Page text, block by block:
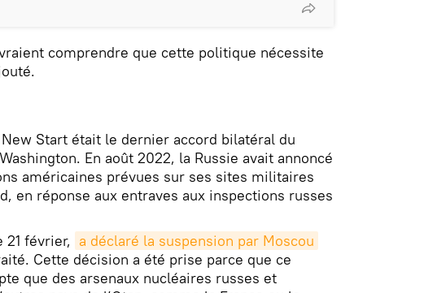
comprendre que cette politique nécessite
Start était le dernier accord bilatéral du
En août 2022, la Russie avait annoncé
américaines prévues sur ses sites militaires
en réponse aux entraves aux inspections russes
21 février, a déclaré la suspension par Moscou
Cette décision a été prise parce que ce
que des arsenaux nucléaires russes et